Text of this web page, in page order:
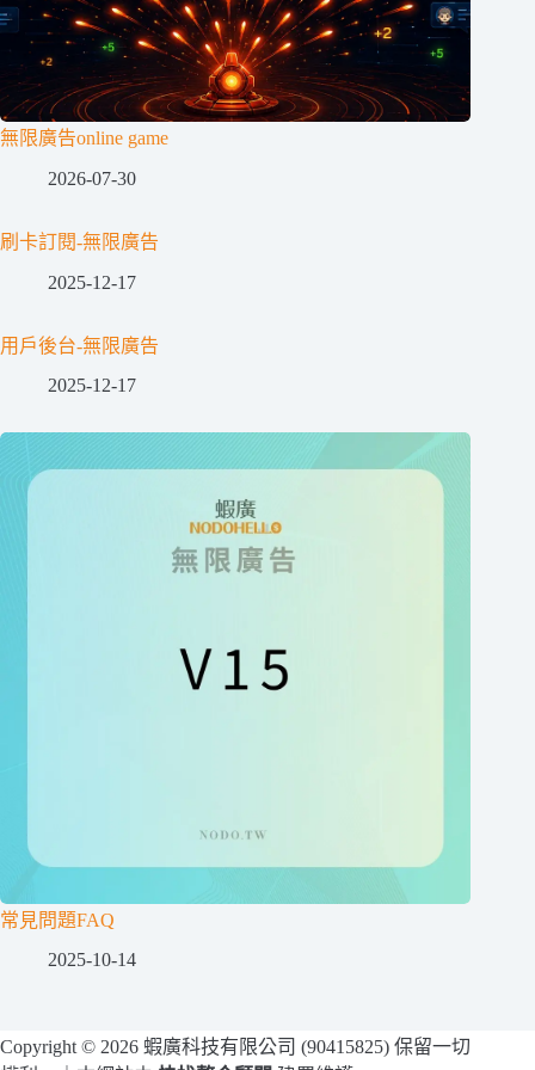
無限廣告online game
2026-07-30
刷卡訂閱-無限廣告
2025-12-17
用戶後台-無限廣告
2025-12-17
常見問題FAQ
2025-10-14
Copyright © 2026 蝦廣科技有限公司 (90415825) 保留一切